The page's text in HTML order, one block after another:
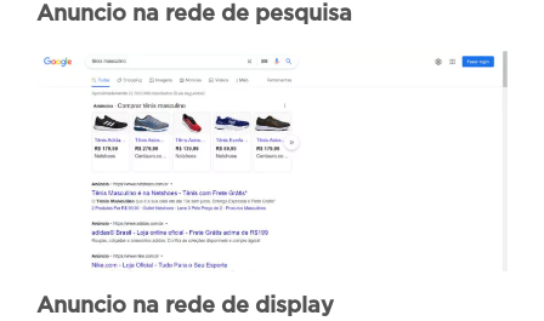
Anuncio na rede de pesquisa
Anuncio na rede de display